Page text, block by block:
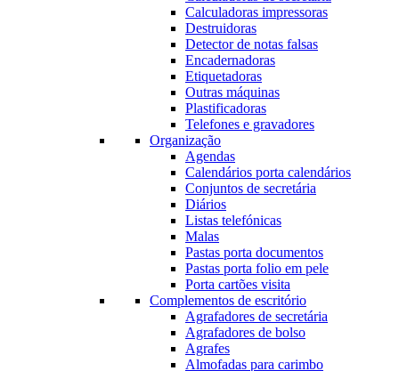
Calculadoras impressoras
Destruidoras
Detector de notas falsas
Encadernadoras
Etiquetadoras
Outras máquinas
Plastificadoras
Telefones e gravadores
Organização
Agendas
Calendários porta calendários
Conjuntos de secretária
Diários
Listas telefónicas
Malas
Pastas porta documentos
Pastas porta folio em pele
Porta cartões visita
Complementos de escritório
Agrafadores de secretária
Agrafadores de bolso
Agrafes
Almofadas para carimbo